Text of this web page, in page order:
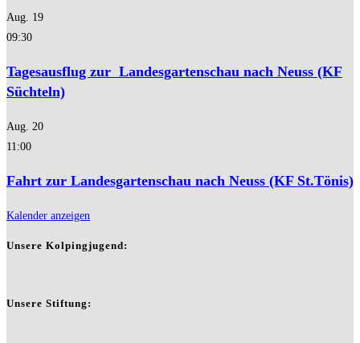
Aug. 19
09:30
Tagesausflug zur Landesgartenschau nach Neuss (KF
Süchteln)
Aug. 20
11:00
Fahrt zur Landesgartenschau nach Neuss (KF St.Tönis)
Kalender anzeigen
Unsere Kolpingjugend:
Unsere Stiftung: